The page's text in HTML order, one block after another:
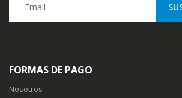
FORMAS DE PAGO
Nosotros